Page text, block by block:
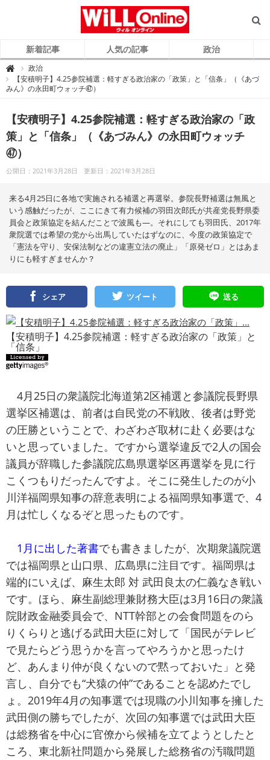
新着記事 人気の記事 政治

L
L
i
n
e
（
ウ
ィ
ル
オ
ン
ン
）
政治
【安積明子】4.25参院補選：軽すぎる政治家の「政策」と「信条」（《あづ
みん》の永田町ウォッチ㊼）
【安積明子】4.25参院補選：軽すぎる政治家の「政
策」と「信条」（《あづみん》の永田町ウォッチ
㊼）
公開日：2021年3月28日 更新日：2021年3月28日
来る4月25日に各地で実施される補選と再選挙。参院長野補選は無風と
いう感触だったが、ここにきて有力候補の羽田次郎氏が共産党長野県委
員会と政策協定を結んだことで波風も―。それにしても羽田氏、2017年
衆院選では希望の党から出馬していたはずなのに、今度の政策協定で
「憲法を守り、安保法制などの違憲立法の廃止」「原発ゼロ」とはあま
りにも軽すぎませんか？
シェア ツイート 送る
【安積明子】4.25参院補選：軽すぎる政治家の「政策」と
「信条」
4月25日の衆議院北海道第2区補選と参議院長野県
選挙区補選は、前者は自民党の不戦敗、後者は野党
の圧勝ということで、わざわざ取材に赴く必要はな
いと思っていました。ですから選挙違反で2人の国会
議員が辞職した参議院広島県選挙区再選挙を見に行
こくつもりだったんですよ。そこに発生したのが小
川洋福岡県知事の辞意表明による福岡県知事選で、4
月は忙しくなるぞと思ったものです。
1月に出した著書でも書きましたが、次期衆議院選
では福岡県と山口県、広島県に注目です。福岡県は
端的にいえば、麻生太郎 対 武田良太の仁義なき戦い
です。ほら、麻生副総理兼財務大臣は3月16日の衆議
院財政金融委員会で、NTT幹部との会食問題をのら
りくらりと逃げる武田大臣に対して「国民がテレビ
で見たらどう思うかを言ってやろうかと思ったけ
ど、あんまり仲が良くないので黙っておいた」と発
言し、自分でも“犬猿の仲”であることを認めたでし
ょ。2019年4月の知事選では現職の小川知事を擁した
武田側の勝ちでしたが、次回の知事選では武田大臣
は総務省を中心に官僚から候補を立てようとしたと
ころ、東北新社問題から発展した総務省の汚職問題